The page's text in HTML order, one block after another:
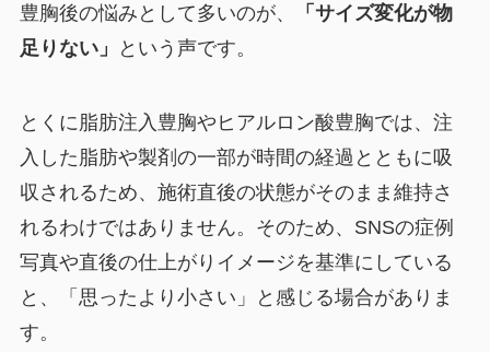
豊胸後の悩みとして多いのが、
「サイズ変化が物
足りない」
という声です。
とくに脂肪注入豊胸やヒアルロン酸豊胸では、注
入した脂肪や製剤の一部が時間の経過とともに吸
収されるため、施術直後の状態がそのまま維持さ
れるわけではありません。そのため、SNSの症例
写真や直後の仕上がりイメージを基準にしている
と、「思ったより小さい」と感じる場合がありま
す。